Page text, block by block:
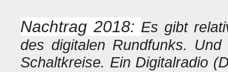
Nachtrag 2018: Es gibt
des digitalen Rundfunks.
Schaltkreise. Ein Digitalradio